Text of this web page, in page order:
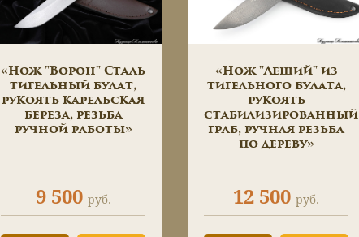
«Нож "Ворон" Сталь
тигельный булат,
рукоять карельская
береза, резьба
ручной работы»
9 500 руб.
«Нож "Леший" из
тигельного булата,
рукоять
стабилизированный
граб, ручная резьба
по дереву»
12 500 руб.